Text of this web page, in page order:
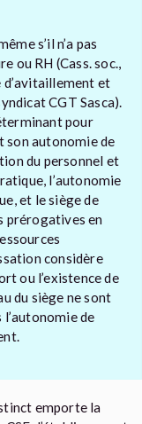
s’il n’a pas
ou RH (Cass. soc.,
d’avitaillement et
CGT Sasca).
pour
son autonomie de
du personnel et
l’autonomie
et le siège de
prérogatives en
considère
ou l’existence de
du siège ne sont
de
emporte la